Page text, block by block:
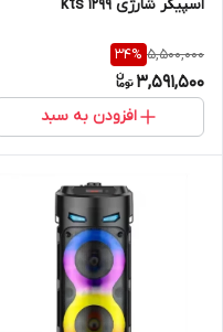
اسپیکر شارژی kts 1299
5,500,000
34%
3,591,500
افزودن به سبد